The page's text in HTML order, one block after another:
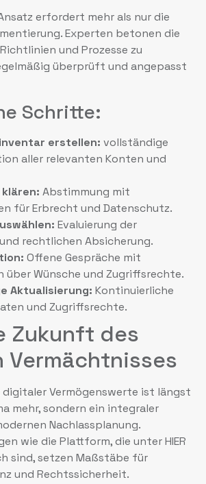
erfordert mehr als nur die
Experten betonen die
und Prozesse zu
überprüft und angepasst
Schritte:
erstellen: vollständige
aller relevanten Konten und
Abstimmung mit
für Erbrecht und Datenschutz.
Evaluierung der
rechtlichen Absicherung.
Offene Gespräche mit
über Wünsche und Zugriffsrechte.
Aktualisierung: Kontinuierliche
und Zugriffsrechte.
Zukunft des
digitaler Vermögenswerte ist längst
mehr, sondern ein integraler
Nachlassplanung.
wie die Plattform, die unter HIER
sind, setzen Maßstäbe für
und Rechtssicherheit.